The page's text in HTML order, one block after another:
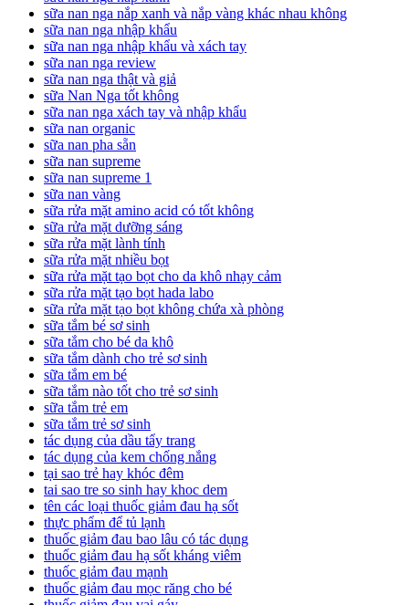
sữa nan nga nắp xanh và nắp vàng khác nhau không
sữa nan nga nhập khẩu
sữa nan nga nhập khẩu và xách tay
sữa nan nga review
sữa nan nga thật và giả
sữa Nan Nga tốt không
sữa nan nga xách tay và nhập khẩu
sữa nan organic
sữa nan pha sẵn
sữa nan supreme
sữa nan supreme 1
sữa nan vàng
sữa rửa mặt amino acid có tốt không
sữa rửa mặt dưỡng sáng
sữa rửa mặt lành tính
sữa rửa mặt nhiều bọt
sữa rửa mặt tạo bọt cho da khô nhạy cảm
sữa rửa mặt tạo bọt hada labo
sữa rửa mặt tạo bọt không chứa xà phòng
sữa tắm bé sơ sinh
sữa tắm cho bé da khô
sữa tắm dành cho trẻ sơ sinh
sữa tắm em bé
sữa tắm nào tốt cho trẻ sơ sinh
sữa tắm trẻ em
sữa tắm trẻ sơ sinh
tác dụng của dầu tẩy trang
tác dụng của kem chống nắng
tại sao trẻ hay khóc đêm
tai sao tre so sinh hay khoc dem
tên các loại thuốc giảm đau hạ sốt
thực phẩm để tủ lạnh
thuốc giảm đau bao lâu có tác dụng
thuốc giảm đau hạ sốt kháng viêm
thuốc giảm đau mạnh
thuốc giảm đau mọc răng cho bé